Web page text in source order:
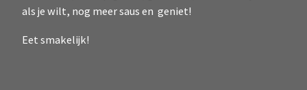
als je wilt, nog meer saus en geniet!
Eet smakelijk!